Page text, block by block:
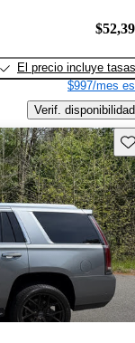
El precio incluye tasas
$997/mes
Verif. disponibilidad